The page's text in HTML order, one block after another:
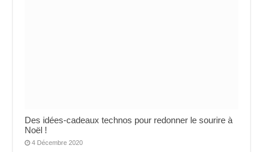
Des idées-cadeaux technos pour redonner le sourire à
Noël !
4 Décembre 2020